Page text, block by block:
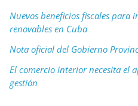
Nuevos beneficios fiscales para
renovables en Cuba
Nota oficial del Gobierno
El comercio interior necesita el
gestión